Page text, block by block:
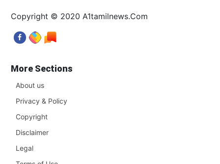
Copyright © 2020 A1tamilnews.Com
More Sections
About us
Privacy & Policy
Copyright
Disclaimer
Legal